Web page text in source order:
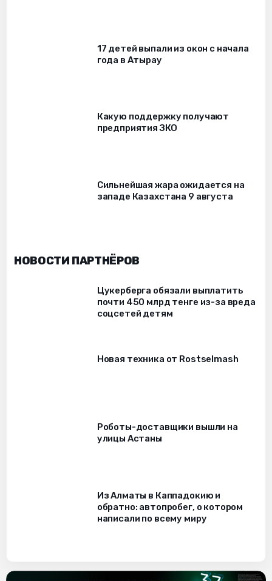
17 детей выпали из окон c начала
года в Атырау
Какую поддержку получают
предприятия ЗКО
Сильнейшая жара ожидается на
западе Казахстана 9 августа
НОВОСТИ ПАРТНЁРОВ
Цукерберга обязали выплатить
почти 450 млрд тенге из-за вреда
соцсетей детям
Новая техника от Rostselmash
Роботы-доставщики вышли на
улицы Астаны
Из Алматы в Каппадокию и
обратно: автопробег, о котором
написали по всему миру